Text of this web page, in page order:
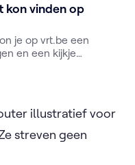
kon vinden op
je op vrt.be een
en een kijkje
illustratief voor
streven geen